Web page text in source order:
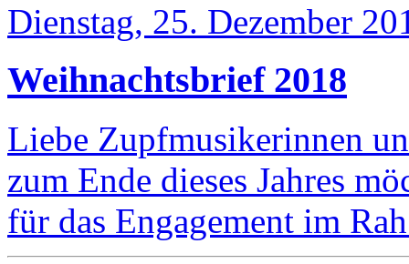
Dienstag, 25. Dezember
Weihnachtsbrief 2018
Liebe Zupfmusikerinnen
zum Ende dieses Jahres
für das Engagement im